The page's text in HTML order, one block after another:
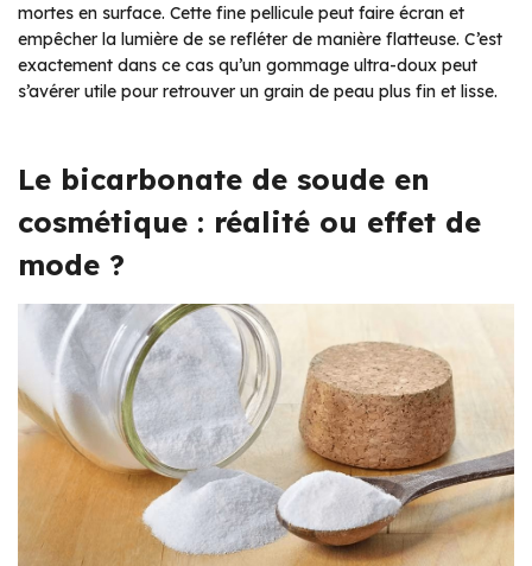
mortes en surface. Cette fine pellicule peut faire écran et
empêcher la lumière de se refléter de manière flatteuse. C’est
exactement dans ce cas qu’un gommage ultra-doux peut
s’avérer utile pour retrouver un grain de peau plus fin et lisse.
Le bicarbonate de soude en
cosmétique : réalité ou effet de
mode ?